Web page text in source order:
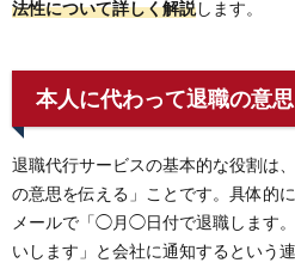
法性について詳しく解説します。
本人に代わって退職の意
退職代行サービスの基本的な役割は
の意思を伝える」ことです。具体的
メールで「◯月◯日付で退職します
いします」と会社に通知するという